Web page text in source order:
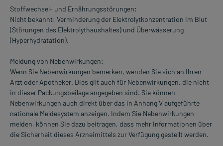
Stoffwechsel- und Ernährungsstörungen:
Nicht bekannt: Verminderung der Elektrolytkonzentration im Blut
(Störungen des Elektrolythaushaltes) und Überwässerung
(Hyperhydratation).
Meldung von Nebenwirkungen:
Wenn Sie Nebenwirkungen bemerken, wenden Sie sich an Ihren
Arzt oder Apotheker. Dies gilt auch für Nebenwirkungen, die nicht
in dieser Packungsbeilage angegeben sind. Sie können
Nebenwirkungen auch direkt über das in Anhang V aufgeführte
nationale Meldesystem anzeigen. Indem Sie Nebenwirkungen
melden, können Sie dazu beitragen, dass mehr Informationen über
die Sicherheit dieses Arzneimittels zur Verfügung gestellt werden.